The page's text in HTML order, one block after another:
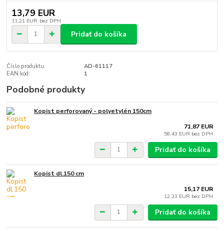
13,79 EUR
11,21 EUR bez DPH
Pridať do košíka
Číslo produktu:
AD-61117
EAN kód:
1
Podobné produkty
Kopist perforovaný - polyetylén 150cm
71,87 EUR
58,43 EUR bez DPH
Pridať do košíka
Kopist dl.150 cm
15,17 EUR
12,33 EUR bez DPH
Pridať do košíka